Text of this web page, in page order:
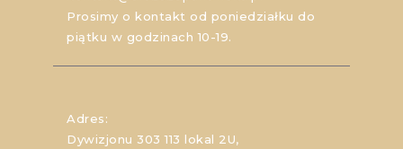
Prosimy o kontakt od poniedziałku do
piątku w godzinach 10-19.
Adres:
Dywizjonu 303 113 lokal 2U,